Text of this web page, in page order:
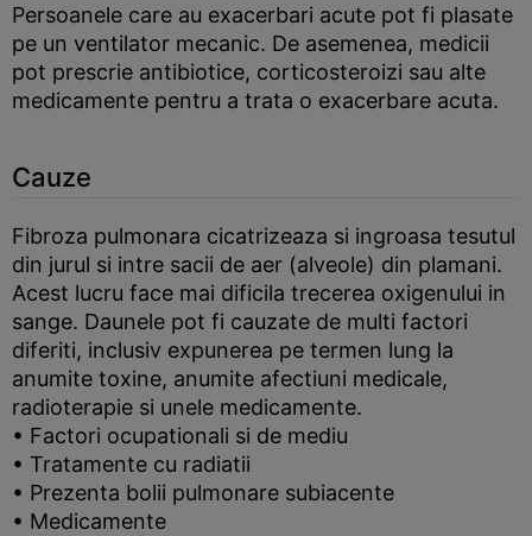
Persoanele care au exacerbari acute pot fi plasate
pe un ventilator mecanic. De asemenea, medicii
pot prescrie antibiotice, corticosteroizi sau alte
medicamente pentru a trata o exacerbare acuta.
Cauze
Fibroza pulmonara cicatrizeaza si ingroasa tesutul
din jurul si intre sacii de aer (alveole) din plamani.
Acest lucru face mai dificila trecerea oxigenului in
sange. Daunele pot fi cauzate de multi factori
diferiti, inclusiv expunerea pe termen lung la
anumite toxine, anumite afectiuni medicale,
radioterapie si unele medicamente.
• Factori ocupationali si de mediu
• Tratamente cu radiatii
• Prezenta bolii pulmonare subiacente
• Medicamente